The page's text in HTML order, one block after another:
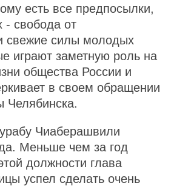
есть все предпосылки,
- свобода от
свежие силы молодых
играют заметную роль на
общества России и
в своем обращении
Челябинска.
Чиаберашвили
Меньше чем за год
должности глава
успел сделать очень